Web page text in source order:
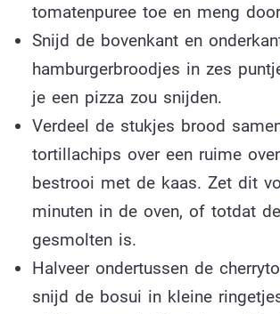
tomatenpuree toe en meng
Snijd de bovenkant en
hamburgerbroodjes in zes
je een pizza zou snijden.
Verdeel de stukjes brood
tortillachips over een ruime
bestrooi met de kaas. Zet dit
minuten in de oven, of totdat
gesmolten is.
Halveer ondertussen de
snijd de bosui in kleine